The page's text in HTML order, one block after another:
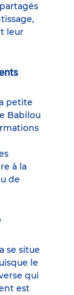
leur
petite
Babilou
à la
de
se situe
le
qui
est